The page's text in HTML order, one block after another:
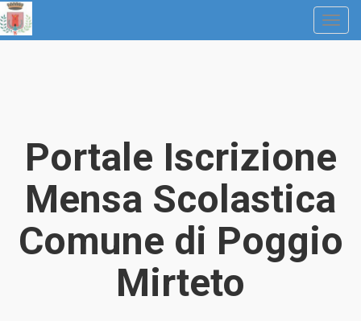
Portale Iscrizione
Mensa Scolastica
Comune di Poggio
Mirteto